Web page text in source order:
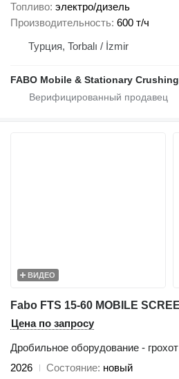
Топливо электро/дизель
Производительность 600 т/ч
Турция, Torbalı / İzmir
ВИДЕО
Цена по запросу
Дробильное оборудование -
2026
Состояние новый